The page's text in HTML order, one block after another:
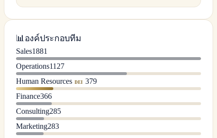
📊องค์ประกอบทีม
Sales1881
Operations1127
Human Resources DEI 379
Finance366
Consulting285
Marketing283